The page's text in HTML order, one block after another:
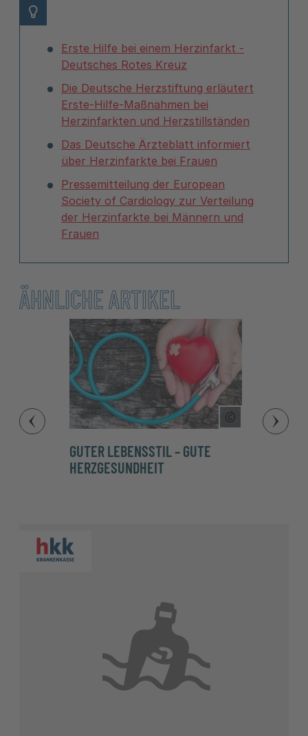
Erste Hilfe bei einem Herzinfarkt -
Deutsches Rotes Kreuz
Die Deutsche Herzstiftung erläutert
Erste-Hilfe-Maßnahmen bei
Herzinfarkten und Herzstillständen
Das Deutsche Ärzteblatt informiert
über Herzinfarkte bei Frauen
Pressemitteilung der European
Society of Cardiology zur Verteilung
der Herzinfarkte bei Männern und
Frauen
ÄHNLICHE ARTIKEL
Copyright
GUTER LEBENSSTIL – GUTE
HERZGESUNDHEIT